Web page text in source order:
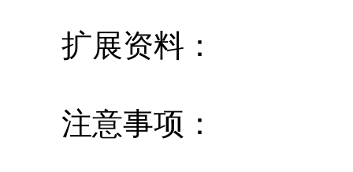
扩展资料：
注意事项：